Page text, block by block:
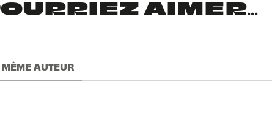
AIMER...
MÊME AUTEUR